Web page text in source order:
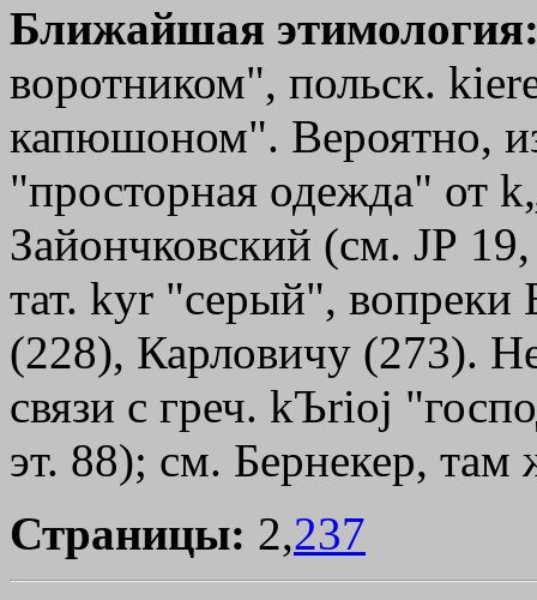
Ближайшая
воротником", польск.
капюшоном". Вероятно,
"просторная одежда" от
Зайончковский (см. JР
тат. kуr "серый",
(228), Карловичу (273).
связи с греч. kЪrioj
эт. 88); см. Бернекер, там
Страницы: 2,237